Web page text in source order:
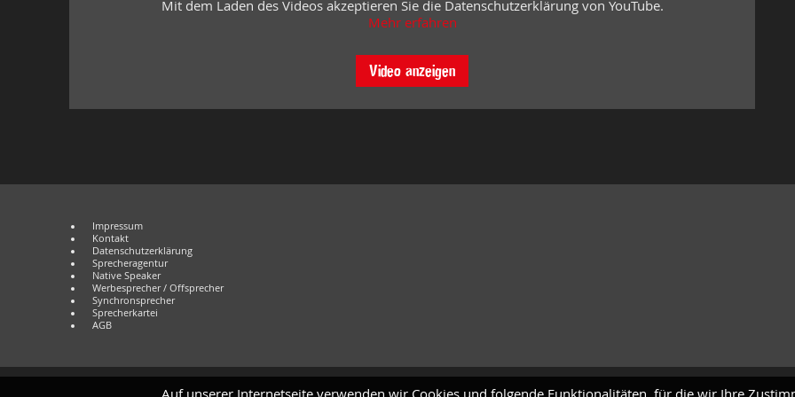
Mit dem Laden des Videos akzeptieren Sie die Datenschutzerklärung von YouTube.
Mehr erfahren
Video anzeigen
Impressum
Kontakt
Datenschutzerklärung
Sprecheragentur
Native Speaker
Werbesprecher / Offsprecher
Synchronsprecher
Sprecherkartei
AGB